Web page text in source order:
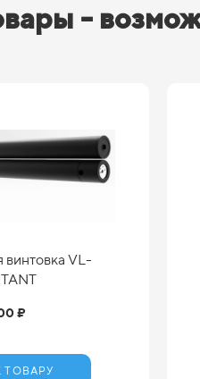
-
винтовка VL-
₽
ТОВАРУ